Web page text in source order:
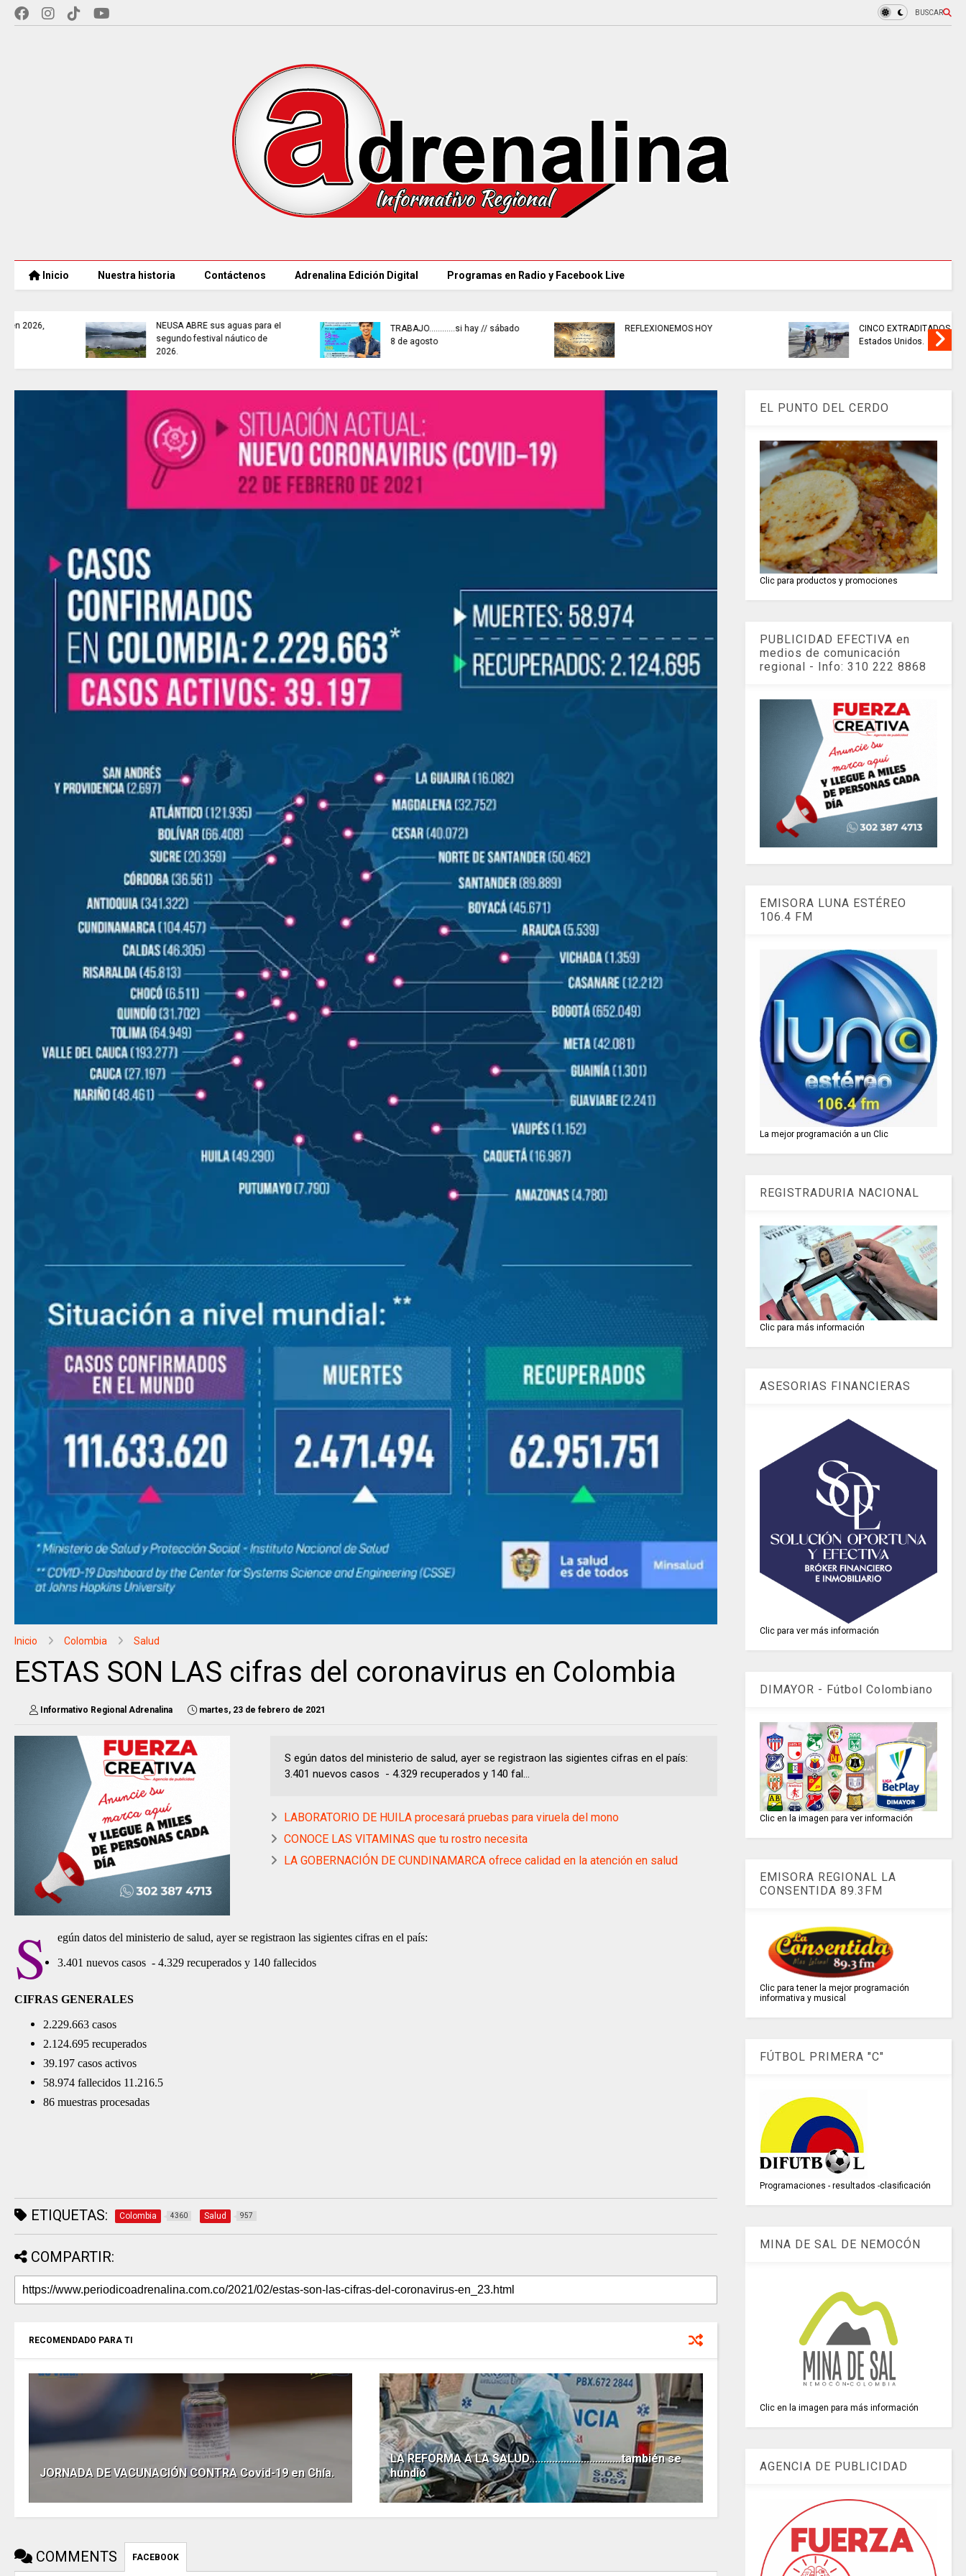
BUSCAR
Inicio Nuestra historia Contáctenos Adrenalina Edición Digital Programas en Radio y Facebook Live
CINCO EXTRADITADOS a
Estados Unidos.
ARTISTAS CON ADRENALINA //
Elio Roca / Te necesito tanto
amor te necesito
EN SISGA - CUNDINAMARCA,
actividades de inspección,
vigilancia y control.
EN CHÍA: medidas de seguridad
para preservar el orden público
hoy 7 de agosto
Inicio Colombia Salud
ESTAS SON LAS cifras del coronavirus en Colombia
Informativo Regional Adrenalina martes, 23 de febrero de 2021
S egún datos del ministerio de salud, ayer se registraon las sigientes cifras en el país:
3.401 nuevos casos - 4.329 recuperados y 140 fal...
LABORATORIO DE HUILA procesará pruebas para viruela del mono
CONOCE LAS VITAMINAS que tu rostro necesita
LA GOBERNACIÓN DE CUNDINAMARCA ofrece calidad en la atención en salud
S egún datos del ministerio de salud, ayer se registraon las sigientes cifras en el país:
3.401 nuevos casos - 4.329 recuperados y 140 fallecidos
CIFRAS GENERALES
2.229.663 casos
2.124.695 recuperados
39.197 casos activos
58.974 fallecidos 11.216.5
86 muestras procesadas
ETIQUETAS: Colombia 4360 Salud 957
COMPARTIR:
RECOMENDADO PARA TI
JORNADA DE VACUNACIÓN CONTRA Covid-19 en Chía.
LA REFORMA A LA SALUD................................también se
hundió
COMMENTS FACEBOOK
EL PUNTO DEL CERDO
Clic para productos y promociones
PUBLICIDAD EFECTIVA en
medios de comunicación
regional - Info: 310 222 8868
EMISORA LUNA ESTÉREO
106.4 FM
La mejor programación a un Clic
REGISTRADURIA NACIONAL
Clic para más información
ASESORIAS FINANCIERAS
Clic para ver más información
DIMAYOR - Fútbol Colombiano
Clic en la imagen para ver información
EMISORA REGIONAL LA
CONSENTIDA 89.3FM
Clic para tener la mejor programación
informativa y musical
FÚTBOL PRIMERA "C"
Programaciones - resultados -clasificación
MINA DE SAL DE NEMOCÓN
Clic en la imagen para más información
AGENCIA DE PUBLICIDAD